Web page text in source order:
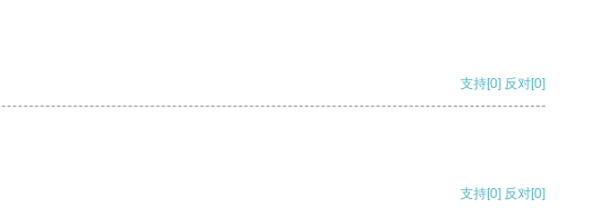
支持[0] 反对[0]
支持[0] 反对[0]